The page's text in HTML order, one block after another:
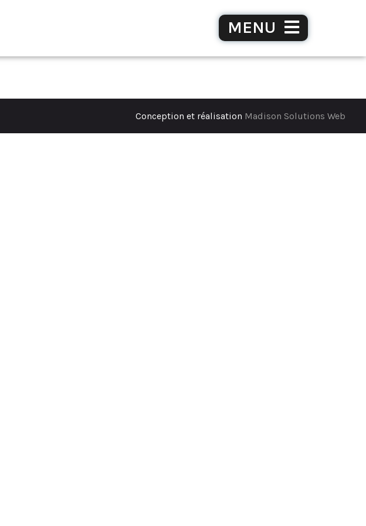
MENU
Conception et réalisation Madison Solutions Web